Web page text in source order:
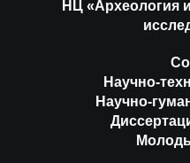
НЦ «Археология
Научно-
Научно-